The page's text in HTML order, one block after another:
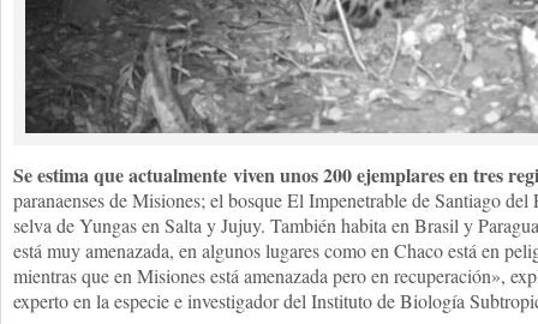
Se estima que actualmente viven unos 200 ejemplares en tres
paranaenses de Misiones; el bosque El Impenetrable de Santiago
selva de Yungas en Salta y Jujuy. También habita en Brasil y
está muy amenazada, en algunos lugares como en Chaco está en
mientras que en Misiones está amenazada pero en recuperación»,
experto en la especie e investigador del Instituto de Biología